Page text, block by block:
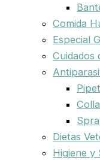
Comida
Especial
Cuidados
Dietas
Higiene y